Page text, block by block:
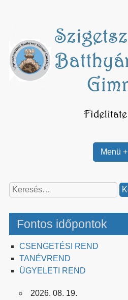
Menü +
Keresés:
Fontos időpontok
CSENGETÉSI REND
TANÉVREND
ÜGYELETI REND
2026. 08. 19.